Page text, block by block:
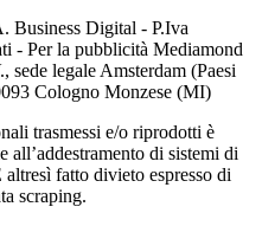
Business Digital - P.Iva
- Per la pubblicità Mediamond
legale Amsterdam (Paesi
Cologno Monzese (MI)
trasmessi e/o riprodotti è
di sistemi di
fatto divieto espresso di
scraping.